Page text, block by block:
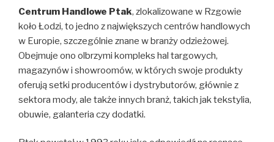
Centrum Handlowe Ptak, zlokalizowane w Rzgowie
koło Łodzi, to jedno z największych centrów handlowych
w Europie, szczególnie znane w branży odzieżowej.
Obejmuje ono olbrzymi kompleks hal targowych,
magazynów i showroomów, w których swoje produkty
oferują setki producentów i dystrybutorów, głównie z
sektora mody, ale także innych branż, takich jak tekstylia,
obuwie, galanteria czy dodatki.